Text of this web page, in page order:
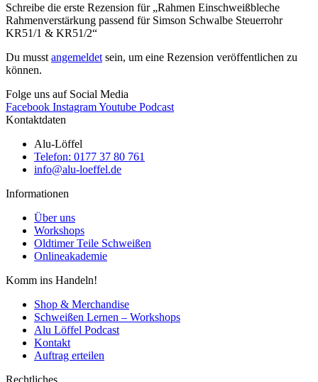
Schreibe die erste Rezension für „Rahmen Einschweißbleche
Rahmenverstärkung passend für Simson Schwalbe Steuerrohr
KR51/1 & KR51/2“
Du musst angemeldet sein, um eine Rezension veröffentlichen zu
können.
Folge uns auf Social Media
Facebook InstagramYoutube Podcast
Kontaktdaten
Alu-Löffel
Telefon: 0177 37 80 761
info@alu-loeffel.de
Informationen
Über uns
Workshops
Oldtimer Teile Schweißen
Onlineakademie
Komm ins Handeln!
Shop & Merchandise
Schweißen Lernen – Workshops
Alu Löffel Podcast
Kontakt
Auftrag erteilen
Rechtliches